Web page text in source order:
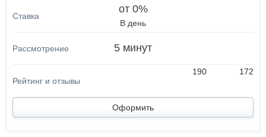
от 0%
В день
5 минут
190 172
Оформить